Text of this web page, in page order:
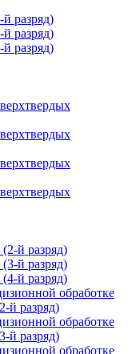
разряд)
разряд)
разряд)
й разряд)
й разряд)
й разряд)
обработке
й разряд)
обработке
й разряд)
обработке